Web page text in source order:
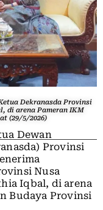
Dekranasda Provinsi
di arena Pameran IKM
(29/5/2026)
Dewan
Provinsi
Nusa
Iqbal, di arena
Budaya Provinsi